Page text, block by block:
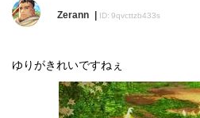
Zerann ID: 9qvcttzb433s
ゆりがきれいですねぇ